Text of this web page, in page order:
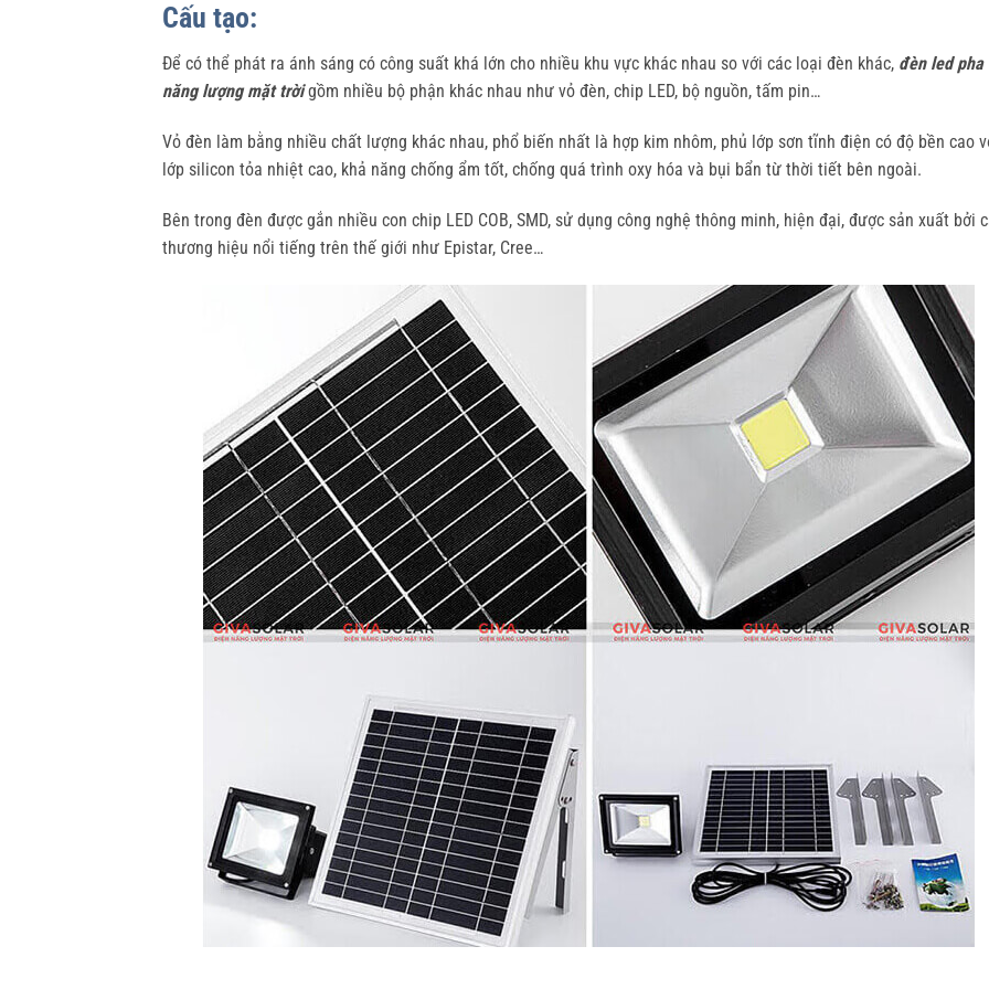
Cấu tạo:
Để có thể phát ra ánh sáng có công suất khá lớn cho nhiều khu vực khác nhau so với các loại đèn khác, đèn led pha
năng lượng mặt trờigồm nhiều bộ phận khác nhau như vỏ đèn, chip LED, bộ nguồn, tấm pin…
Vỏ đèn làm bằng nhiều chất lượng khác nhau, phổ biến nhất là hợp kim nhôm, phủ lớp sơn tĩnh điện có độ bền cao
lớp silicon tỏa nhiệt cao, khả năng chống ẩm tốt, chống quá trình oxy hóa và bụi bẩn từ thời tiết bên ngoài.
Bên trong đèn được gắn nhiều con chip LED COB, SMD, sử dụng công nghệ thông minh, hiện đại, được sản xuất bởi
thương hiệu nổi tiếng trên thế giới như Epistar, Cree…